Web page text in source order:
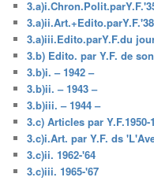
3.a)iii.Edito.parY.F.du
3.b) Edito. par Y.F. de
3.b)i. – 1942 –
3.b)ii. – 1943 –
3.b)iii. – 1944 –
3.c) Articles par Y.F.1950-
3.c)i.Art. par Y.F. ds
3.c)ii. 1962-'64
3.c)iii. 1965-'67